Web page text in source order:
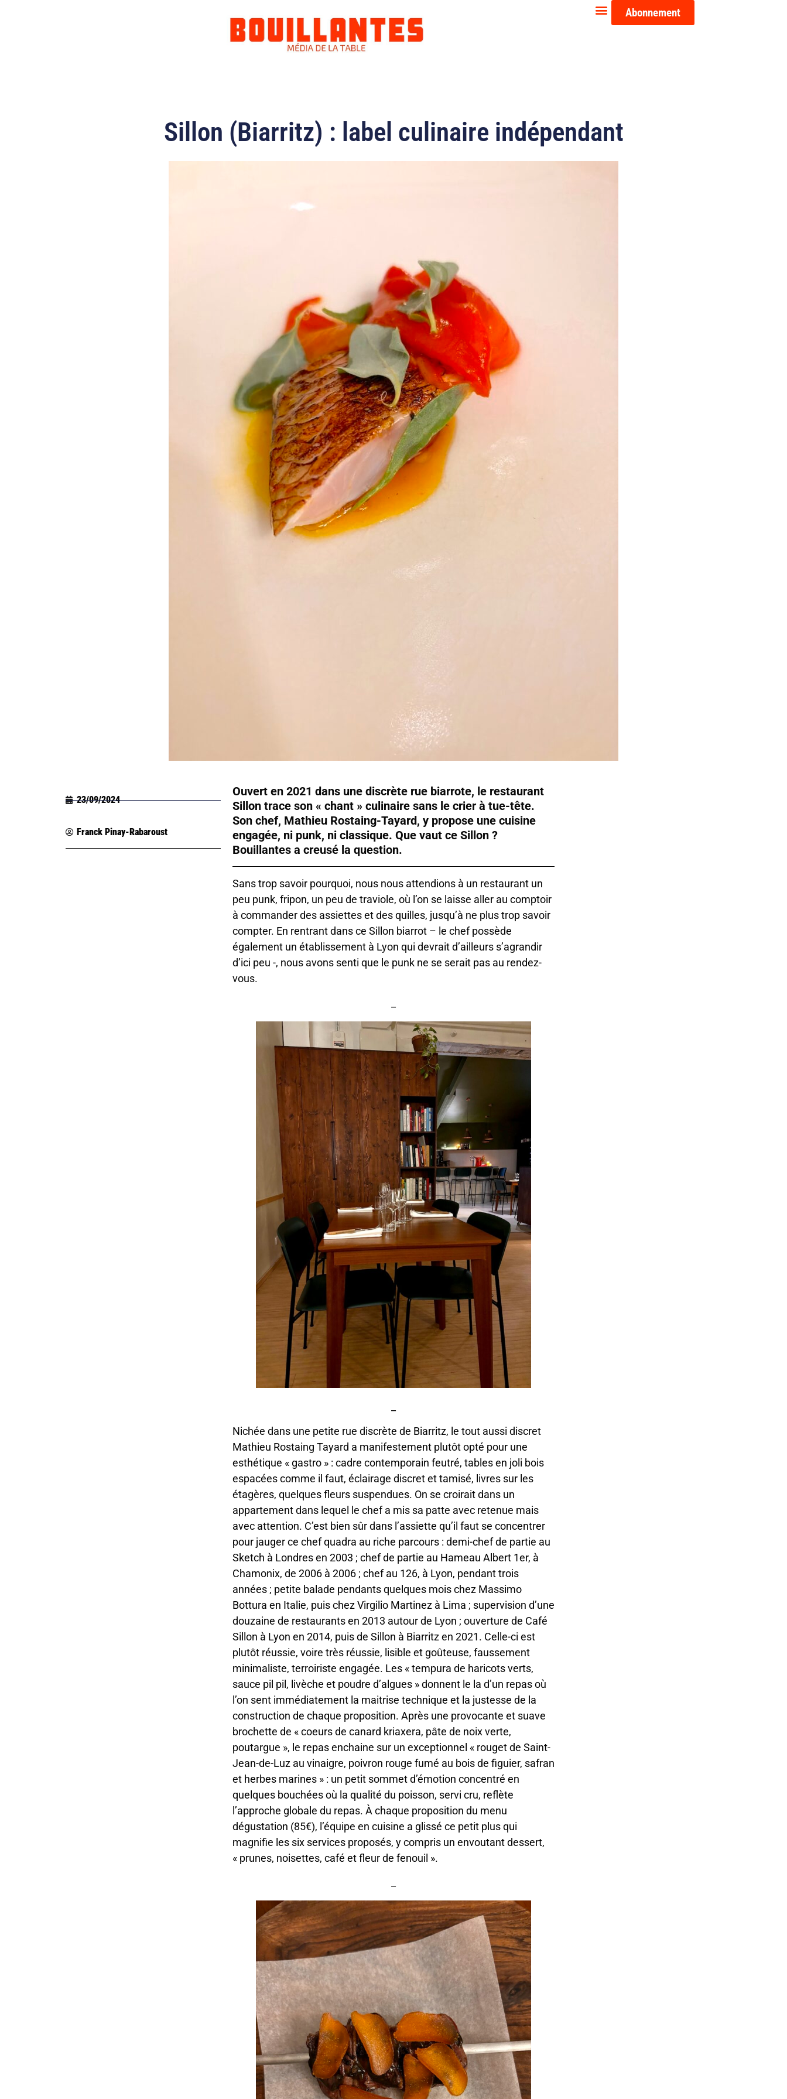
Abonnement
Sillon (Biarritz) : label culinaire indépendant
23/09/2024
Franck Pinay-Rabaroust
Ouvert en 2021 dans une discrète rue biarrote, le restaurant
Sillon trace son « chant » culinaire sans le crier à tue-tête.
Son chef, Mathieu Rostaing-Tayard, y propose une cuisine
engagée, ni punk, ni classique. Que vaut ce Sillon ?
Bouillantes a creusé la question.
Sans trop savoir pourquoi, nous nous attendions à un restaurant un
peu punk, fripon, un peu de traviole, où l’on se laisse aller au comptoir
à commander des assiettes et des quilles, jusqu’à ne plus trop savoir
compter. En rentrant dans ce Sillon biarrot – le chef possède
également un établissement à Lyon qui devrait d’ailleurs s’agrandir
d’ici peu -, nous avons senti que le punk ne se serait pas au rendez-
vous.
Nichée dans une petite rue discrète de Biarritz, le tout aussi discret
Mathieu Rostaing Tayard a manifestement plutôt opté pour une
esthétique « gastro » : cadre contemporain feutré, tables en joli bois
espacées comme il faut, éclairage discret et tamisé, livres sur les
étagères, quelques fleurs suspendues. On se croirait dans un
appartement dans lequel le chef a mis sa patte avec retenue mais
avec attention. C’est bien sûr dans l’assiette qu’il faut se concentrer
pour jauger ce chef quadra au riche parcours : demi-chef de partie au
Sketch à Londres en 2003 ; chef de partie au Hameau Albert 1er, à
Chamonix, de 2006 à 2006 ; chef au 126, à Lyon, pendant trois
années ; petite balade pendants quelques mois chez Massimo
Bottura en Italie, puis chez Virgilio Martinez à Lima ; supervision d’une
douzaine de restaurants en 2013 autour de Lyon ; ouverture de Café
Sillon à Lyon en 2014, puis de Sillon à Biarritz en 2021. Celle-ci est
plutôt réussie, voire très réussie, lisible et goûteuse, faussement
minimaliste, terroiriste engagée. Les « tempura de haricots verts,
sauce pil pil, livèche et poudre d’algues » donnent le la d’un repas où
l’on sent immédiatement la maitrise technique et la justesse de la
construction de chaque proposition. Après une provocante et suave
brochette de « coeurs de canard kriaxera, pâte de noix verte,
poutargue », le repas enchaine sur un exceptionnel « rouget de Saint-
Jean-de-Luz au vinaigre, poivron rouge fumé au bois de figuier, safran
et herbes marines » : un petit sommet d’émotion concentré en
quelques bouchées où la qualité du poisson, servi cru, reflète
l’approche globale du repas. À chaque proposition du menu
dégustation (85€), l’équipe en cuisine a glissé ce petit plus qui
magnifie les six services proposés, y compris un envoutant dessert,
« prunes, noisettes, café et fleur de fenouil ».